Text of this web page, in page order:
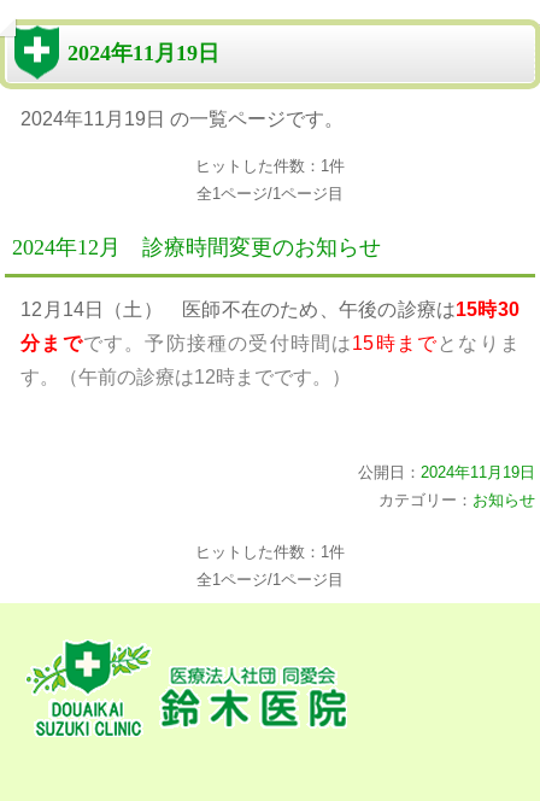
2024年11月19日
2024年11月19日 の一覧ページです。
ヒットした件数：1件
全1ページ/1ページ目
2024年12月 診療時間変更のお知らせ
12月14日（土） 医師不在のため、午後の診療は15時30
分までです。予防接種の受付時間は15時までとなりま
す。（午前の診療は12時までです。）
公開日： 2024年11月19日
カテゴリー： お知らせ
ヒットした件数：1件
全1ページ/1ページ目